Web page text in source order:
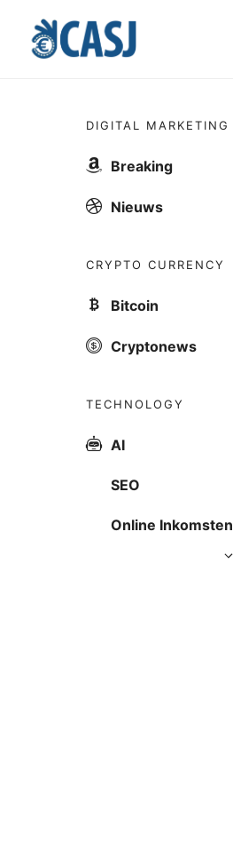
content
DIGITAL MARKETING
Breaking
Nieuws
CRYPTO CURRENCY
Bitcoin
Cryptonews
TECHNOLOGY
AI
SEO
Online Inkomsten